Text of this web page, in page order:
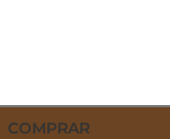
COMPRAR